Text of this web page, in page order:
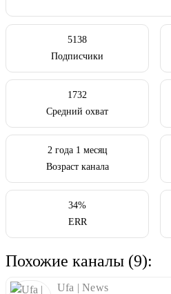
5138
Подписчики
1732
Средний охват
2 года 1 месяц
Возраст канала
34%
ERR
Похожие каналы (9):
Ufa | News